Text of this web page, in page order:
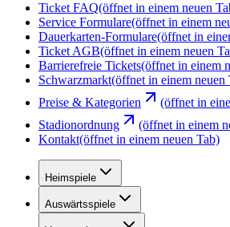
Ticket FAQ(öffnet in einem neuen
Service Formulare(öffnet in einem
Dauerkarten-Formulare(öffnet in
Ticket AGB(öffnet in einem neuen
Barrierefreie Tickets(öffnet in einem
Schwarzmarkt(öffnet in einem neuen
Preise & Kategorien
(öffnet in
Stadionordnung
(öffnet in einem
Kontakt(öffnet in einem neuen Tab)
Heimspiele
Auswärtsspiele